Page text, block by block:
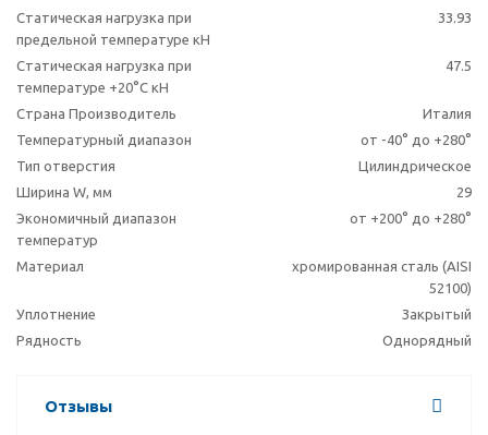
Статическая нагрузка при
предельной температуре кН
33.93
Статическая нагрузка при
температуре +20°С кН
47.5
Страна Производитель
Италия
Температурный диапазон
от -40° до +280°
Тип отверстия
Цилиндрическое
Ширина W, мм
29
Экономичный диапазон
температур
от +200° до +280°
Материал
хромированная сталь (AISI
52100)
Уплотнение
Закрытый
Рядность
Однорядный
Отзывы